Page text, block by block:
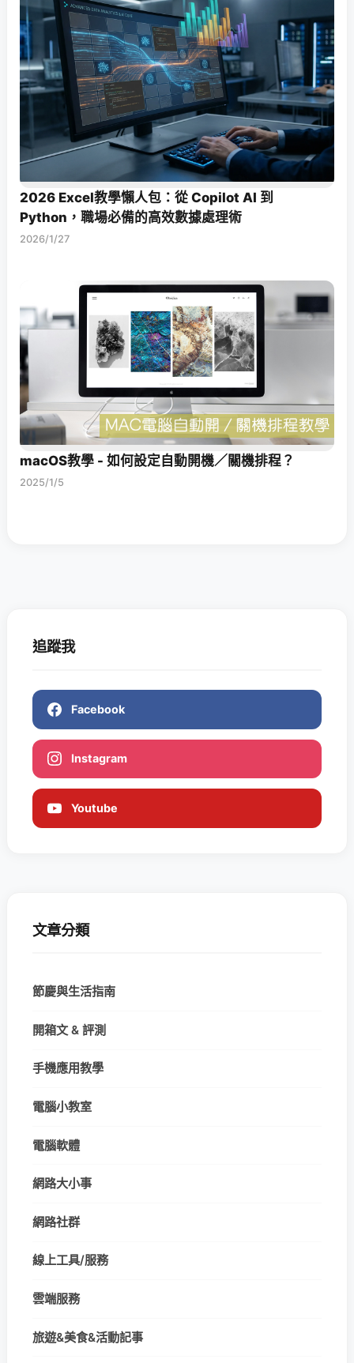
2026 Excel教學懶人包：從 Copilot AI 到
Python，職場必備的高效數據處理術
2026/1/27
macOS教學 - 如何設定自動開機／關機排程？
2025/1/5
追蹤我
Facebook
Instagram
Youtube
文章分類
節慶與生活指南
開箱文 & 評測
手機應用教學
電腦小教室
電腦軟體
網路大小事
網路社群
線上工具/服務
雲端服務
旅遊&美食&活動記事